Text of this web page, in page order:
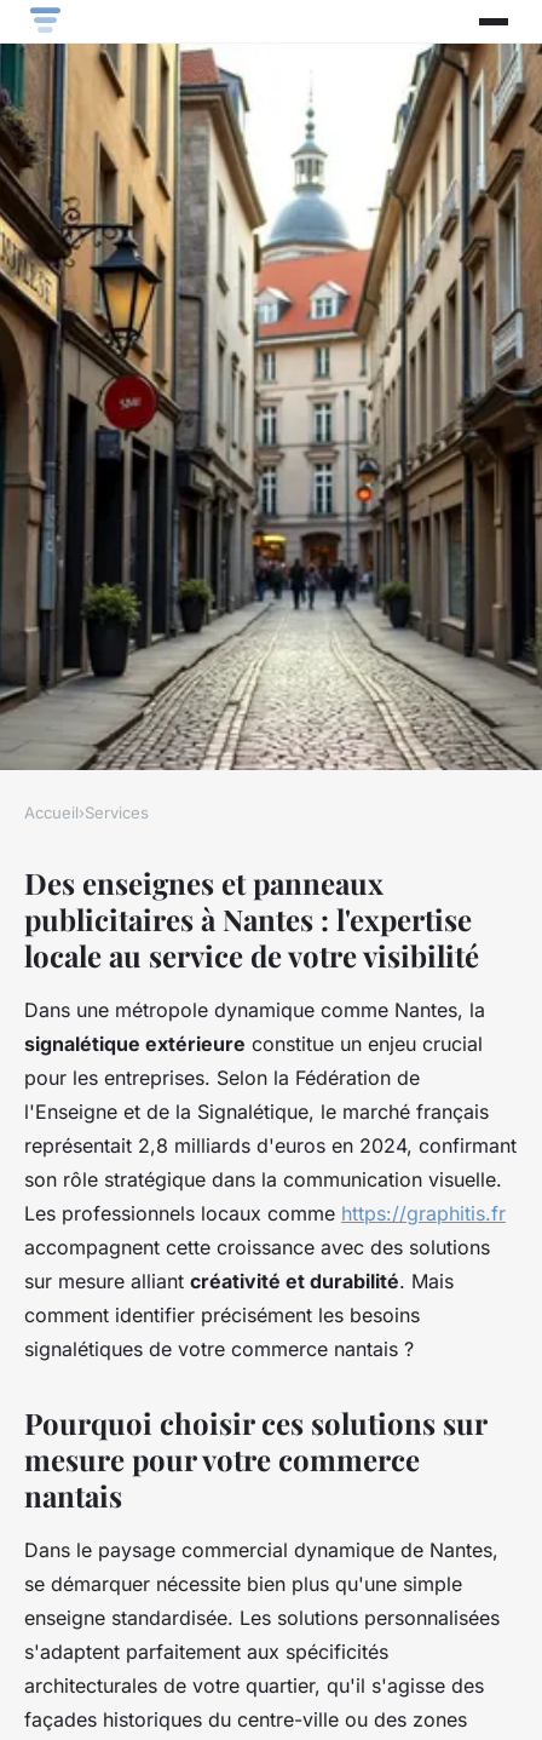
Des enseignes panneaux à
nantes : solutions sur mesure
par graphitis
Lola•2 janvier 2026•7 min de lecture
Accueil›Services
Des enseignes et panneaux
publicitaires à Nantes : l'expertise
locale au service de votre visibilité
Dans une métropole dynamique comme Nantes, la
signalétique extérieure constitue un enjeu crucial
pour les entreprises. Selon la Fédération de
l'Enseigne et de la Signalétique, le marché français
représentait 2,8 milliards d'euros en 2024, confirmant
son rôle stratégique dans la communication visuelle.
Les professionnels locaux comme https://graphitis.fr
accompagnent cette croissance avec des solutions
sur mesure alliant créativité et durabilité. Mais
comment identifier précisément les besoins
signalétiques de votre commerce nantais ?
Pourquoi choisir ces solutions sur
mesure pour votre commerce
nantais
Dans le paysage commercial dynamique de Nantes,
se démarquer nécessite bien plus qu'une simple
enseigne standardisée. Les solutions personnalisées
s'adaptent parfaitement aux spécificités
architecturales de votre quartier, qu'il s'agisse des
façades historiques du centre-ville ou des zones